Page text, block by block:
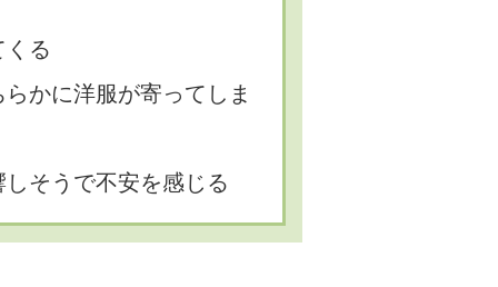
る
かに洋服が寄ってしま
そうで不安を感じる